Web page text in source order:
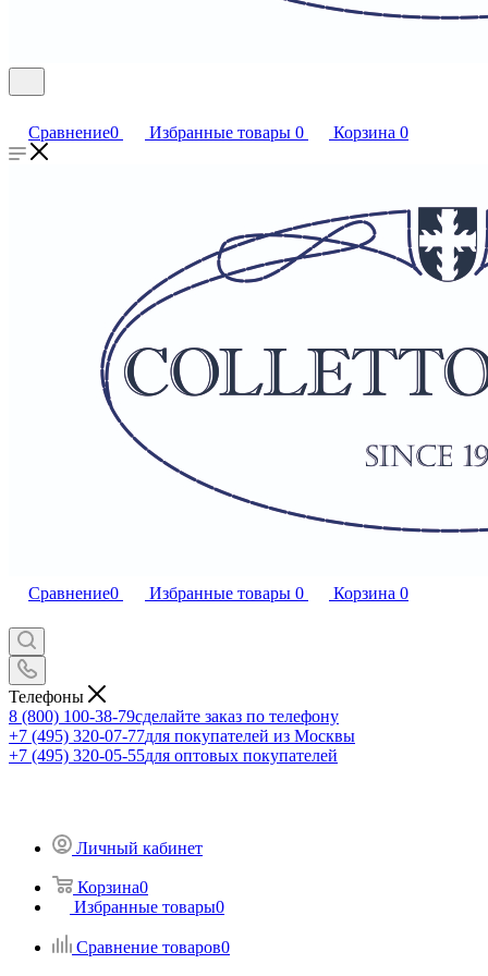
Сравнение0 Избранные товары 0 Корзина 0
Сравнение0 Избранные товары 0 Корзина 0
Телефоны
8 (800) 100-38-79сделайте заказ по телефону
+7 (495) 320-07-77для покупателей из Москвы
+7 (495) 320-05-55для оптовых покупателей
Личный кабинет
Корзина0
Избранные товары0
Сравнение товаров0